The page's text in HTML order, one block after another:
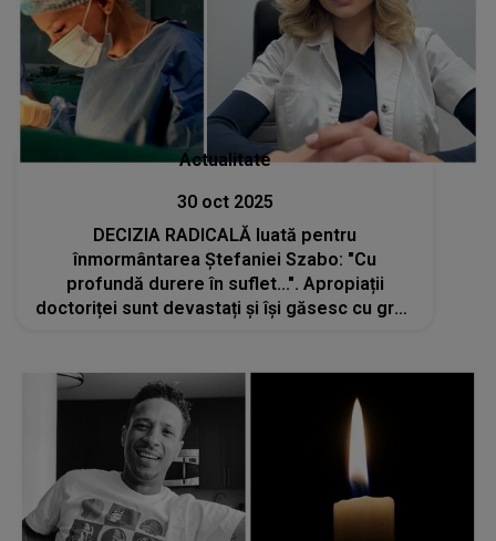
Actualitate
30 oct 2025
DECIZIA RADICALĂ luată pentru
înmormântarea Ștefaniei Szabo: "Cu
profundă durere în suflet...". Apropiații
doctoriței sunt devastați și își găsesc cu greu